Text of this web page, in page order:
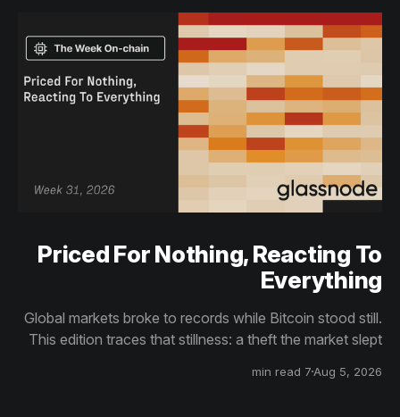
Priced For Nothing, Reacting To
Everything
Global markets broke to records while Bitcoin stood still.
This edition traces that stillness: a theft the market slept
than capitulation, and an options market priced for
Aug 5, 2026
7 min read